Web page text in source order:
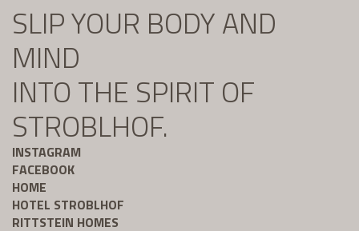
SLIP YOUR BODY AND
MIND
INTO THE SPIRIT OF
STROBLHOF.
INSTAGRAM
FACEBOOK
HOME
HOTEL STROBLHOF
RITTSTEIN HOMES